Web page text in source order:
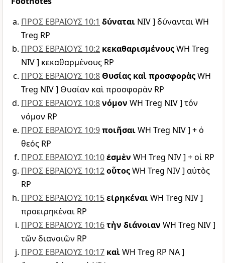
ΠΡΟΣ ΕΒΡΑΙΟΥΣ 10:1 δύναται NIV ] δύνανται WH
Treg RP
ΠΡΟΣ ΕΒΡΑΙΟΥΣ 10:2 κεκαθαρισμένουςWH Treg
NIV ] κεκαθαρμένους RP
ΠΡΟΣ ΕΒΡΑΙΟΥΣ 10:8 Θυσίας καὶ προσφορὰςWH
Treg NIV ] Θυσίαν καὶ προσφορὰν RP
ΠΡΟΣ ΕΒΡΑΙΟΥΣ 10:8νόμον WH Treg NIV ] τόν
νόμον RP
ΠΡΟΣ ΕΒΡΑΙΟΥΣ 10:9ποιῆσαιWH Treg NIV ] + ὁ
θεός RP
ΠΡΟΣ ΕΒΡΑΙΟΥΣ 10:10ἐσμὲν WH Treg NIV ] + οἱ RP
ΠΡΟΣ ΕΒΡΑΙΟΥΣ 10:12οὗτοςWH Treg NIV ] αὐτὸς
RP
ΠΡΟΣ ΕΒΡΑΙΟΥΣ 10:15εἰρηκέναιWH Treg NIV ]
προειρηκέναι RP
ΠΡΟΣ ΕΒΡΑΙΟΥΣ 10:16τὴν διάνοιαν WH Treg NIV ]
τῶν διανοιῶν RP
ΠΡΟΣ ΕΒΡΑΙΟΥΣ 10:17 καὶWH Treg RP NA ]